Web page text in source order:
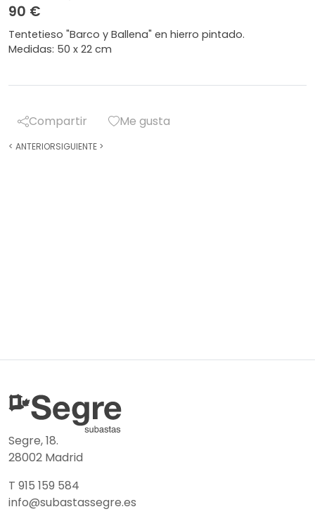
90 €
Tentetieso "Barco y Ballena" en hierro pintado.
Medidas: 50 x 22 cm
Compartir Me gusta
< ANTERIORSIGUIENTE >
Segre, 18.
28002 Madrid
T 915 159 584
info@subastassegre.es